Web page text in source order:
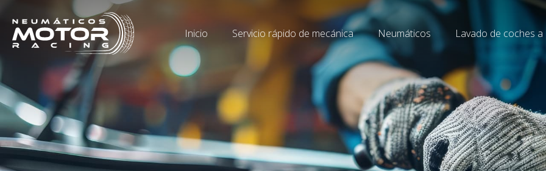
Inicio Servicio rápido de mecánica Neumáticos Lavado de coches a